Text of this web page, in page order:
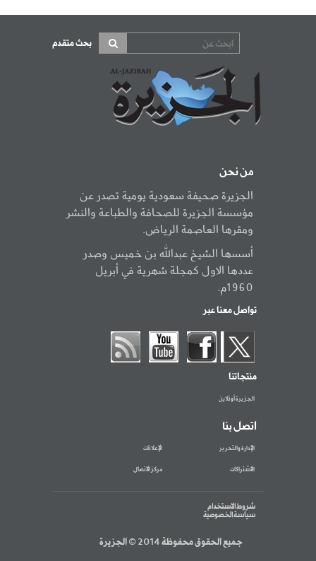
بحث متقدم
من نحن
الجزيرة صحيفة سعودية يومية تصدر عن
مؤسسة الجزيرة للصحافة والطباعة والنشر
ومقرها العاصمة الرياض.
أسسها الشيخ عبدالله بن خميس وصدر
عددها الاول كمجلة شهرية في أبريل
1960م.
تواصل معنا عبر
منتجاتنا
الجزيرة أونلاين
اتصل بنا
الإدارة والتحرير الإعلانات
الاشتراكات مركز الاتصال
شروط الاستخدام
سياسة الخصوصية
جميع الحقوق محفوظة 2014 © الجزيرة